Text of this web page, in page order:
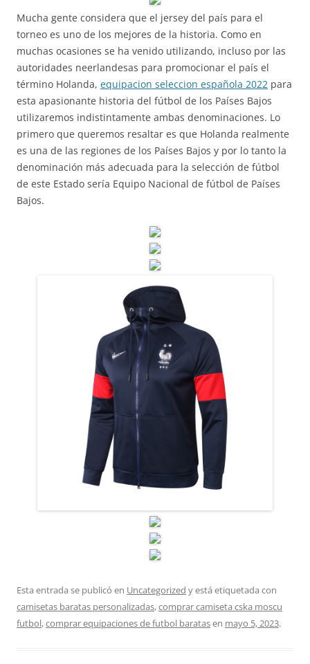
Mucha gente considera que el jersey del país para el
torneo es uno de los mejores de la historia. Como en
muchas ocasiones se ha venido utilizando, incluso por las
autoridades neerlandesas para promocionar el país el
término Holanda, equipacion seleccion española 2022 para
esta apasionante historia del fútbol de los Países Bajos
utilizaremos indistintamente ambas denominaciones. Lo
primero que queremos resaltar es que Holanda realmente
es una de las regiones de los Países Bajos y por lo tanto la
denominación más adecuada para la selección de fútbol
de este Estado sería Equipo Nacional de fútbol de Países
Bajos.
Esta entrada se publicó en Uncategorized y está etiquetada con
camisetas baratas personalizadas,comprar camiseta cska moscu
futbol,comprar equipaciones de futbol baratasen mayo 5, 2023.